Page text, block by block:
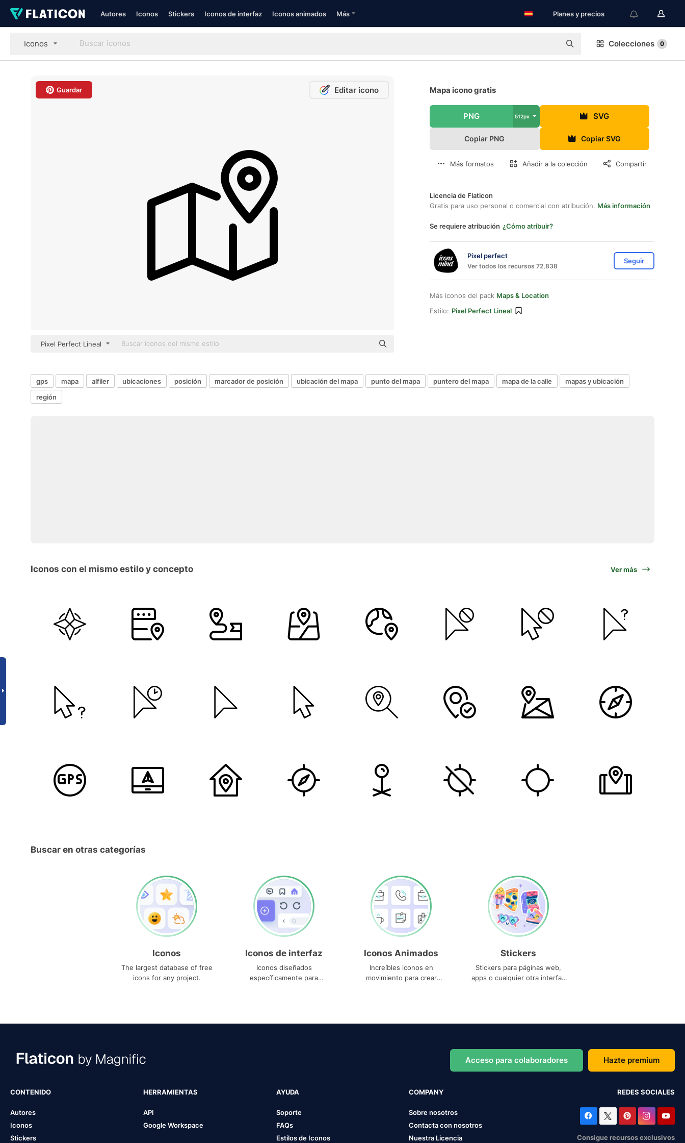
Autores Iconos Stickers Iconos de interfaz Iconos animados Más Planes y precios
Iconos Colecciones 0
Guardar Editar icono
Pixel Perfect Lineal
Mapa icono gratis
PNG 512px SVG
Copiar PNG Copiar SVG
Más formatos Añadir a la colección Compartir
Licencia de Flaticon
Gratis para uso personal o comercial con atribución. Más información
Se requiere atribución ¿Cómo atribuir?
Pixel perfect
Ver todos los recursos 72,838
Seguir
Más iconos del pack Maps & Location
Estilo: Pixel Perfect Lineal
gps mapa alfiler ubicaciones posición marcador de posición ubicación del mapa punto del mapa puntero del mapa mapa de la calle
mapas y ubicación
región
Iconos con el mismo estilo y concepto Ver más
Buscar en otras categorías
Iconos
The largest database of free
icons for any project.
Iconos de interfaz
Iconos diseñados
específicamente para
Iconos Animados
Increíbles iconos en
movimiento para crear
Stickers
Stickers para páginas web,
apps o cualquier otra interfaz
Acceso para colaboradores Hazte premium
CONTENIDO
Autores
Iconos
Stickers
HERRAMIENTAS
API
Google Workspace
AYUDA
Soporte
FAQs
Estilos de Iconos
COMPANY
Sobre nosotros
Contacta con nosotros
Nuestra Licencia
REDES SOCIALES
Consigue recursos exclusivos